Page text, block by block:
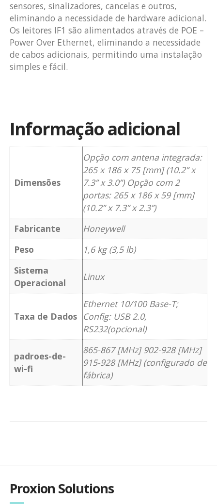
sensores, sinalizadores, cancelas e outros,
eliminando a necessidade de hardware adicional.
Os leitores IF1 são alimentados através de POE –
Power Over Ethernet, eliminando a necessidade
de cabos adicionais, permitindo uma instalação
simples e fácil.
Informação adicional
Dimensões
Opção com antena integrada:
265 x 186 x 75 [mm] (10.2” x
7.3” x 3.0”) Opção com 2
portas: 265 x 186 x 59 [mm]
(10.2” x 7.3” x 2.3”)
Fabricante
Honeywell
Peso
1,6 kg (3,5 lb)
Sistema
Operacional
Linux
Taxa de Dados
Ethernet 10/100 Base-T;
Config: USB 2.0,
RS232(opcional)
padroes-de-
wi-fi
865-867 [MHz] 902-928 [MHz]
915-928 [MHz] (configurado de
fábrica)
Proxion Solutions